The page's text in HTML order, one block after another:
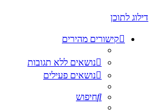
דילוג לתוכן
קישורים מהירים
נושאים ללא תגובות
נושאים פעילים
חיפוש